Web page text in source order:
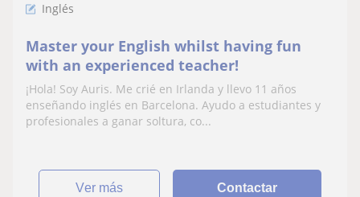
Inglés
Master your English whilst having fun
with an experienced teacher!
¡Hola! Soy Auris. Me crié en Irlanda y llevo 11 años
enseñando inglés en Barcelona. Ayudo a estudiantes y
profesionales a ganar soltura, co...
ver más Contactar